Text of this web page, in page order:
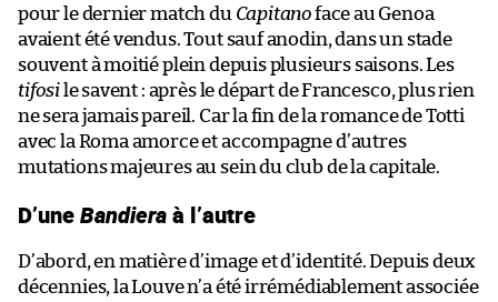
pour le dernier match du Capitanoface au Genoa
avaient été vendus. Tout sauf anodin, dans un stade
souvent à moitié plein depuis plusieurs saisons. Les
tifosile savent : après le départ de Francesco, plus rien
ne sera jamais pareil. Car la fin de la romance de Totti
avec la Roma amorce et accompagne d’autres
mutations majeures au sein du club de la capitale.
D’uneBandieraà l’autre
D’abord, en matière d’image et d’identité. Depuis deux
décennies, la Louve n’a été irrémédiablement associée